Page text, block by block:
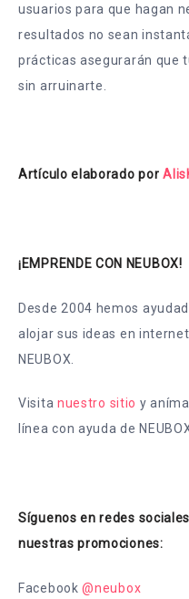
usuarios para que hagan
resultados no sean
prácticas asegurarán que
sin arruinarte.
Artículo elaborado por
¡EMPRENDE CON NEUBOX!
Desde 2004 hemos
alojar sus ideas en
NEUBOX.
Visita nuestro sitio y
línea con ayuda de
Síguenos en redes
nuestras promociones:
Facebook@neubox